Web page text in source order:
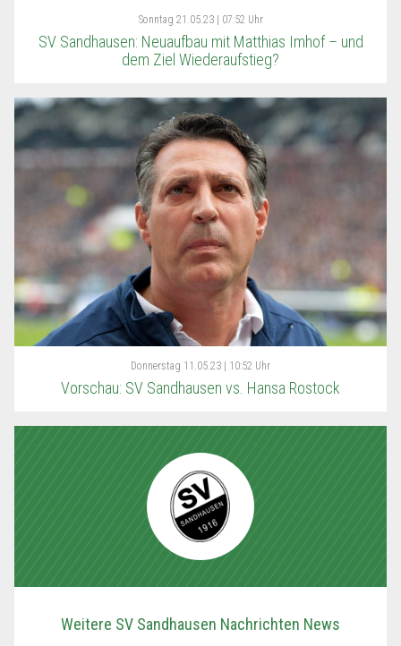
Sonntag 21.05.23 | 07:52 Uhr
SV Sandhausen: Neuaufbau mit Matthias Imhof – und
dem Ziel Wiederaufstieg?
Donnerstag 11.05.23 | 10:52 Uhr
Vorschau: SV Sandhausen vs. Hansa Rostock
Weitere SV Sandhausen Nachrichten News